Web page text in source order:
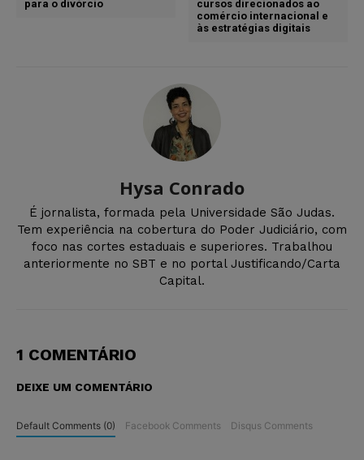
para o divórcio
cursos direcionados ao
comércio internacional e
às estratégias digitais
Hysa Conrado
É jornalista, formada pela Universidade São Judas.
Tem experiência na cobertura do Poder Judiciário, com
foco nas cortes estaduais e superiores. Trabalhou
anteriormente no SBT e no portal Justificando/Carta
Capital.
1 COMENTÁRIO
DEIXE UM COMENTÁRIO
Default Comments (0) Facebook Comments Disqus Comments